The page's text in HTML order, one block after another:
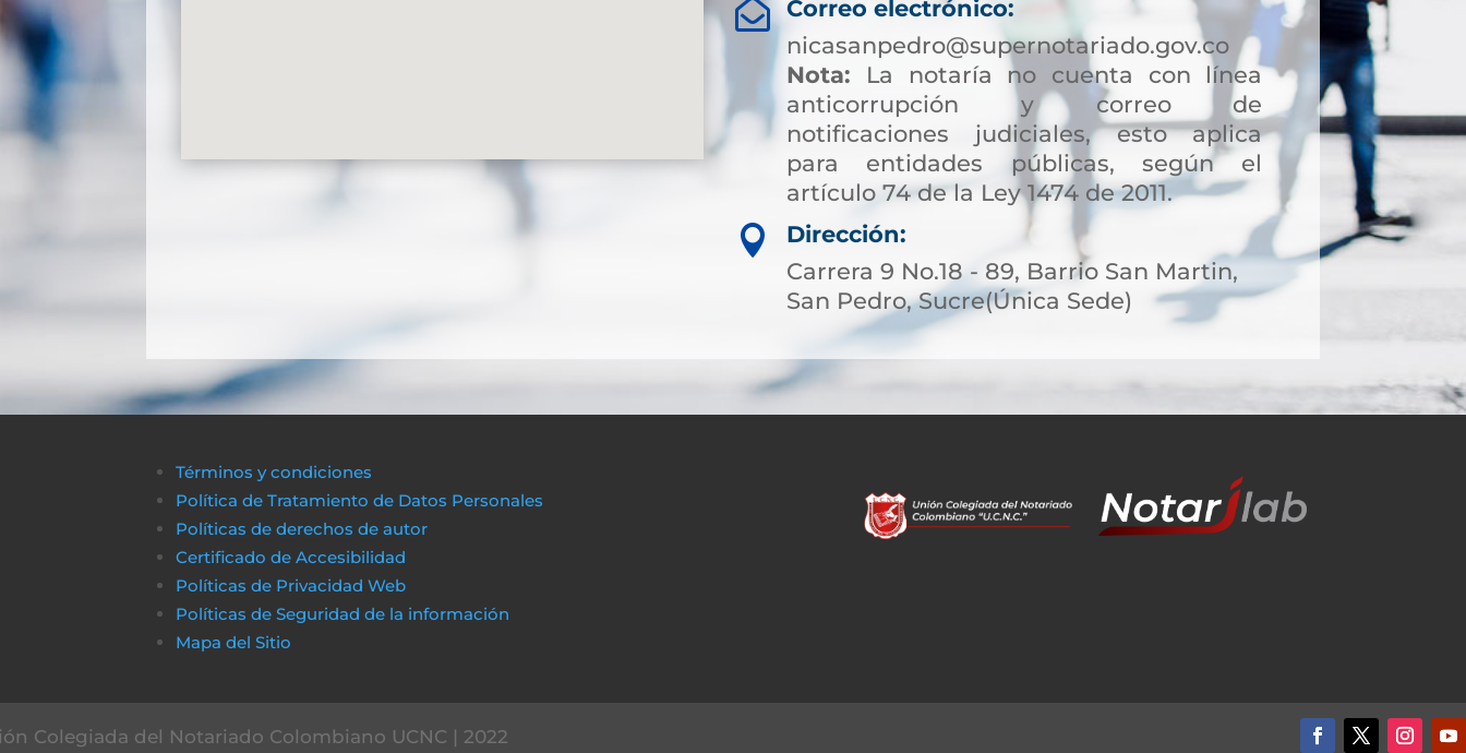

Correo electrónico:
nicasanpedro@supernotariado.gov.co
Nota: La notaría no cuenta con línea
anticorrupción y correo de
notificaciones judiciales, esto aplica
para entidades públicas, según el
artículo 74 de la Ley 1474 de 2011.

Dirección:
Carrera 9 No.18 - 89, Barrio San Martin,
San Pedro, Sucre(Única Sede)
Términos y condiciones
Política de Tratamiento de Datos Personales
Políticas de derechos de autor
Certificado de Accesibilidad
Políticas de Privacidad Web
Políticas de Seguridad de la información
Mapa del Sitio
Colegiada del Notariado Colombiano UCNC | 2022